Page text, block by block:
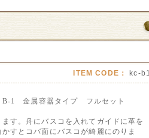
ITEM CODE： kc-b1
1 金属容器タイプ フルセット
す。舟にバスコを入れてガイドに革を
すとコバ面にバスコが綺麗にのりま